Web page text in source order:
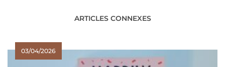
ARTICLES CONNEXES
03/04/2026